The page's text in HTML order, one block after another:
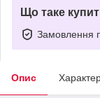
Що таке
Замовлення
Опис